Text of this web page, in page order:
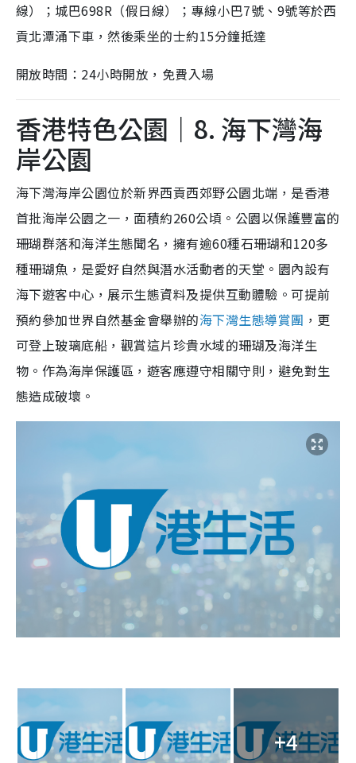
線）；城巴698R（假日線）；專線小巴7號、9號等於西
貢北潭涌下車，然後乘坐的士約15分鐘抵達
開放時間：24小時開放，免費入場
香港特色公園｜8. 海下灣海
岸公園
海下灣海岸公園位於新界西貢西郊野公園北端，是香港
首批海岸公園之一，面積約260公頃。公園以保護豐富的
珊瑚群落和海洋生態聞名，擁有逾60種石珊瑚和120多
種珊瑚魚，是愛好自然與潛水活動者的天堂。園內設有
海下遊客中心，展示生態資料及提供互動體驗。可提前
預約參加世界自然基金會舉辦的海下灣生態導賞團 ，更
可登上玻璃底船，觀賞這片珍貴水域的珊瑚及海洋生
物。作為海岸保護區，遊客應遵守相關守則，避免對生
態造成破壞。
+4